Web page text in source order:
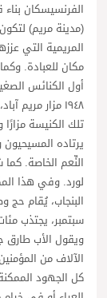
(مدينة مريم) لتكون
المريمية التي
مكان للعبادة.
أول الكنائس
تلك الكنيسة مزارًا
يرتاده
النِّعم الخاصة.
سبتمبر، يجتذب
ويقول الأب طارق
الآلاف من
كل الجهود